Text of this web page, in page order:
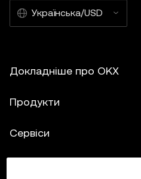
Українська/USD
Докладніше про OKX
Продукти
Сервіси